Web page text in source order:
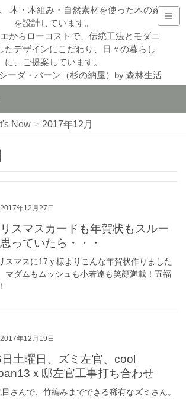
木・木組み・自然素材を使った木の家
を設計しています。
からローコストで、伝統工法とモダニ
たデザインにこだわり、日々の暮らし
に、ご提案しています。
シーダ・バーン（杉の納屋）by 森林生活
New 2017年12月
2017年12月27日
スマスカードも年賀状もスルー
っていたら・・・
スマスに17ｙ様よりこんな年賀状作りました
マダムもムッシュも小若達も笑顔満載！五福
2017年12月19日
土曜日、ズミ左官、cool
ｘ邸左官工事打ち合わせ
さんで、竹編みまでできる稀有なズミさん。